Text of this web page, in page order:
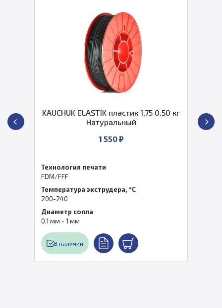
KAUCHUK ELASTIK пластик 1,75 0.50 кг
Натуральный
1 550 ₽
Технология печати
FDM/FFF
Температура экструдера, °C
200-240
Диаметр сопла
0.1 мм - 1 мм
В наличии